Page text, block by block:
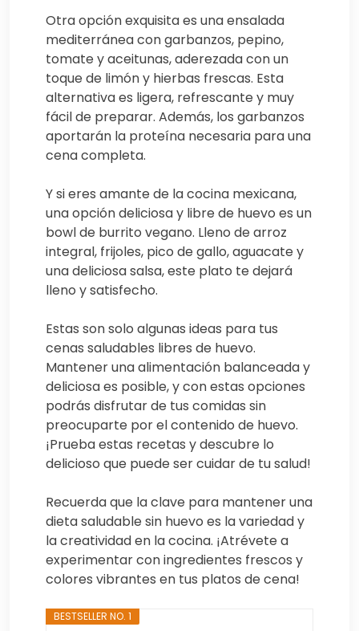
Otra opción exquisita es una ensalada
mediterránea con garbanzos, pepino,
tomate y aceitunas, aderezada con un
toque de limón y hierbas frescas. Esta
alternativa es ligera, refrescante y muy
fácil de preparar. Además, los garbanzos
aportarán la proteína necesaria para una
cena completa.
Y si eres amante de la cocina mexicana,
una opción deliciosa y libre de huevo es un
bowl de burrito vegano. Lleno de arroz
integral, frijoles, pico de gallo, aguacate y
una deliciosa salsa, este plato te dejará
lleno y satisfecho.
Estas son solo algunas ideas para tus
cenas saludables libres de huevo.
Mantener una alimentación balanceada y
deliciosa es posible, y con estas opciones
podrás disfrutar de tus comidas sin
preocuparte por el contenido de huevo.
¡Prueba estas recetas y descubre lo
delicioso que puede ser cuidar de tu salud!
Recuerda que la clave para mantener una
dieta saludable sin huevo es la variedad y
la creatividad en la cocina. ¡Atrévete a
experimentar con ingredientes frescos y
colores vibrantes en tus platos de cena!
BESTSELLER NO. 1